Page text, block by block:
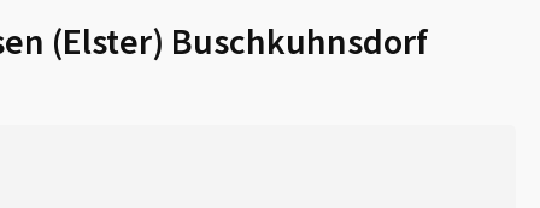
(Elster) Buschkuhnsdorf